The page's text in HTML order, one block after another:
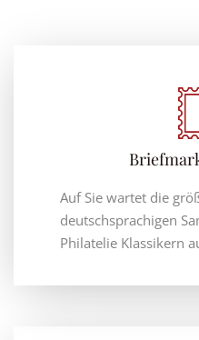
Auf Sie wartet die
deutschsprachigen
Philatelie Klassikern